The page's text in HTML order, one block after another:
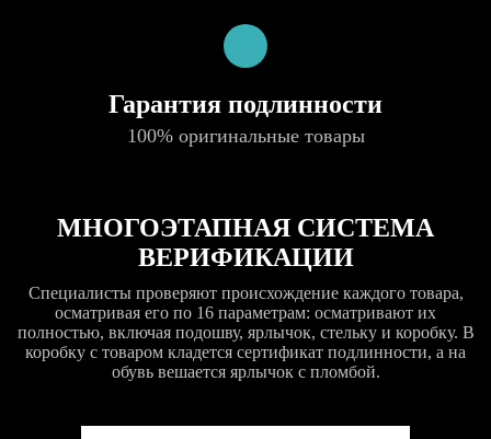
Гарантия подлинности
100% оригинальные товары
МНОГОЭТАПНАЯ СИСТЕМА
ВЕРИФИКАЦИИ
Специалисты проверяют происхождение каждого товара,
осматривая его по 16 параметрам: осматривают их
полностью, включая подошву, ярлычок, стельку и коробку. В
коробку с товаром кладется сертификат подлинности, а на
обувь вешается ярлычок с пломбой.